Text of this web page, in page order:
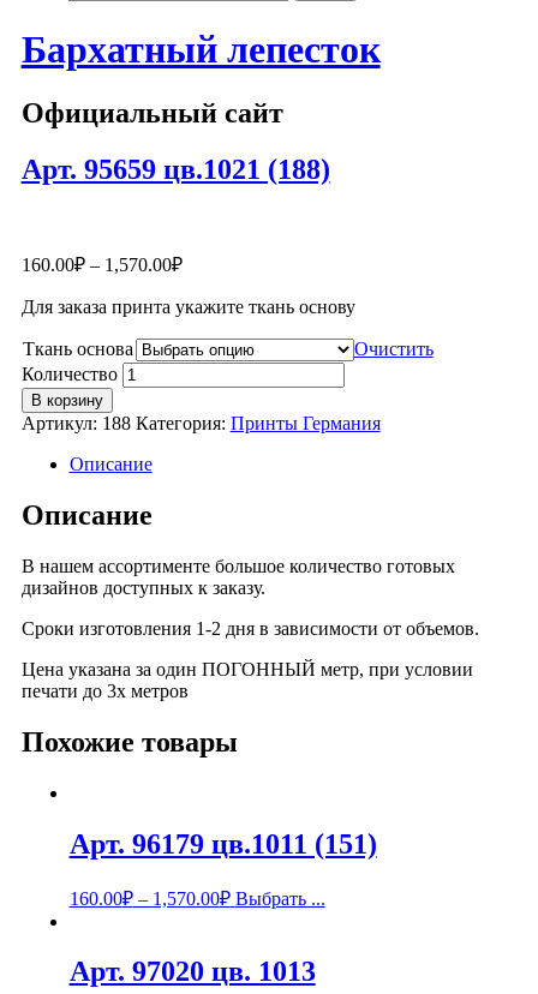
Бархатный лепесток
Официальный сайт
Арт. 95659 цв.1021 (188)
160.00₽– 1,570.00₽
Для заказа принта укажите ткань основу
Ткань основа
Очистить
Количество
В корзину
Артикул: 188 Категория: Принты Германия
Описание
Описание
В нашем ассортименте большое количество готовых
дизайнов доступных к заказу.
Сроки изготовления 1-2 дня в зависимости от объемов.
Цена указана за один ПОГОННЫЙ метр, при условии
печати до 3х метров
Похожие товары
Арт. 96179 цв.1011 (151)
160.00₽– 1,570.00₽ Выбрать ...
Арт. 97020 цв. 1013